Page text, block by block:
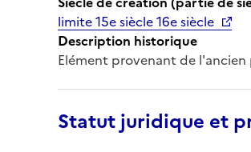
limite 15e siècle 16e siècle
Description historique
Elément provenant de
Statut juridique et